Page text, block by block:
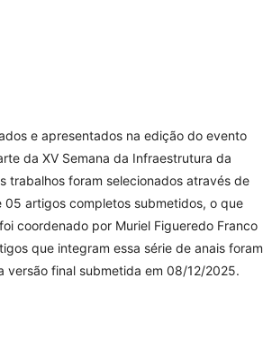
e apresentados na edição do evento
da XV Semana da Infraestrutura da
trabalhos foram selecionados através de
05 artigos completos submetidos, o que
coordenado por Muriel Figueredo Franco
que integram essa série de anais foram
versão final submetida em 08/12/2025.